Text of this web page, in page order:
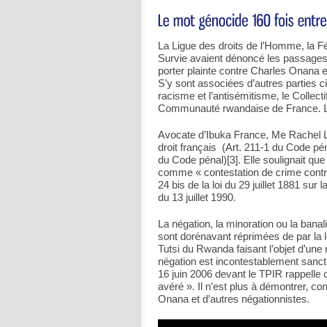
La Ligue des droits de l’Homme, la
Survie avaient dénoncé les
porter plainte contre Charles Onana
S’y sont associées d’autres parties
racisme et l’antisémitisme, le
Communauté rwandaise de France.
Avocate d’Ibuka France, Me Rachel
droit français (Art. 211-1 du Code
du Code pénal)[3]. Elle soulignait
comme « contestation de crime
24 bis de la loi du 29 juillet 1881 sur
du 13 juillet 1990.
La négation, la minoration ou la
sont dorénavant réprimées de par la
Tutsi du Rwanda faisant l’objet
négation est incontestablement
16 juin 2006 devant le TPIR
avéré ». Il n’est plus à démontrer,
Onana et d’autres négationnistes.